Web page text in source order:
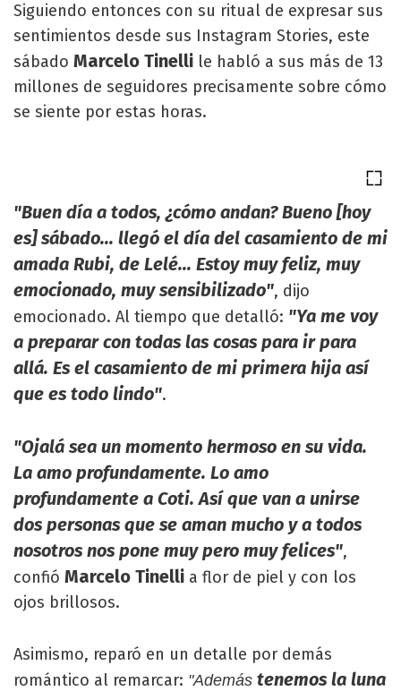
Siguiendo entonces con su ritual de expresar sus
sentimientos desde sus Instagram Stories, este
sábado Marcelo Tinelli le habló a sus más de 13
millones de seguidores precisamente sobre cómo
se siente por estas horas.
"Buen día a todos, ¿cómo andan? Bueno [hoy
es] sábado... llegó el día del casamiento de mi
amada Rubi, de Lelé... Estoy muy feliz, muy
emocionado, muy sensibilizado", dijo
emocionado. Al tiempo que detalló: "Ya me voy
a preparar con todas las cosas para ir para
allá. Es el casamiento de mi primera hija así
que es todo lindo".
"Ojalá sea un momento hermoso en su vida.
La amo profundamente. Lo amo
profundamente a Coti. Así que van a unirse
dos personas que se aman mucho y a todos
nosotros nos pone muy pero muy felices",
confió Marcelo Tinelli a flor de piel y con los
ojos brillosos.
Asimismo, reparó en un detalle por demás
romántico al remarcar: "Además tenemos la luna